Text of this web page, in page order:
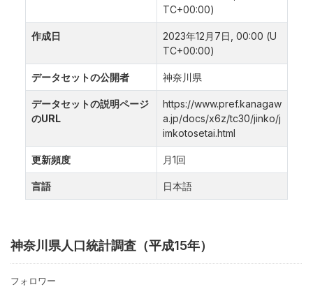
神奈川県人口統計調査（平成15年）
フォロワー
TC+00:00)
作成日
2023年12月7日, 00:00 (U
TC+00:00)
データセットの公開者 神奈川県
データセットの説明ページ
のURL
https://www.pref.kanagaw
a.jp/docs/x6z/tc30/jinko/j
imkotosetai.html
更新頻度 月1回
言語 日本語